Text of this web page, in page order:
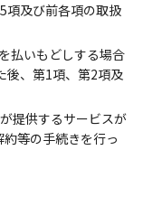
項及び前各項の取扱
払いもどしする場合
後、第1項、第2項及
提供するサービスが
等の手続きを行っ